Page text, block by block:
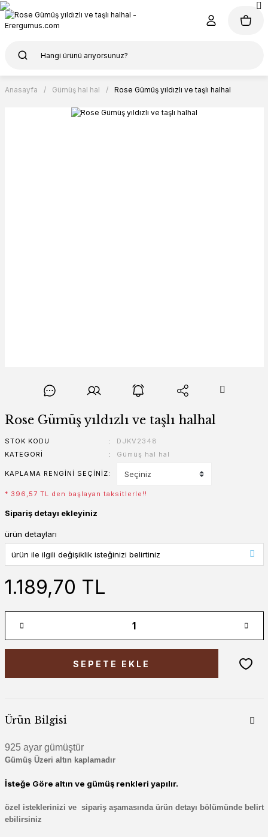
Anasayfa Gümüş hal hal Rose Gümüş yıldızlı ve taşlı halhal
Rose Gümüş yıldızlı ve taşlı halhal
STOK KODU
DJKV2348
KATEGORI
Gümüş hal hal
KAPLAMA RENGINI SEÇINIZ
* 396,57 TL den başlayan taksitlerle!!
Sipariş detayı ekleyiniz
ürün detayları
1.189,70 TL
SEPETE EKLE
Ürün Bilgisi
925 ayar gümüştür
Gümüş Üzeri altın kaplamadır
İsteğe Göre altın ve gümüş renkleri yapılır.
özel isteklerinizi ve sipariş aşamasında ürün detayı bölümünde belirt
ebilirsiniz